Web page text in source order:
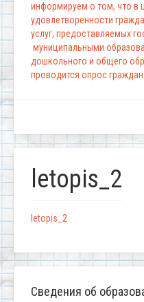
информируем о том, что в
удовлетворенности
услуг, предоставляемых
муниципальными
дошкольного и общего
проводится опрос граждан.
letopis_2
letopis_2
Сведения об